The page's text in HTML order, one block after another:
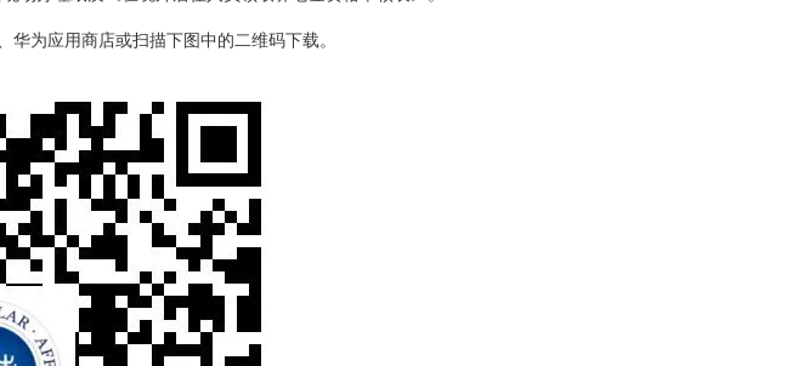
为应用商店或扫描下图中的二维码下载。